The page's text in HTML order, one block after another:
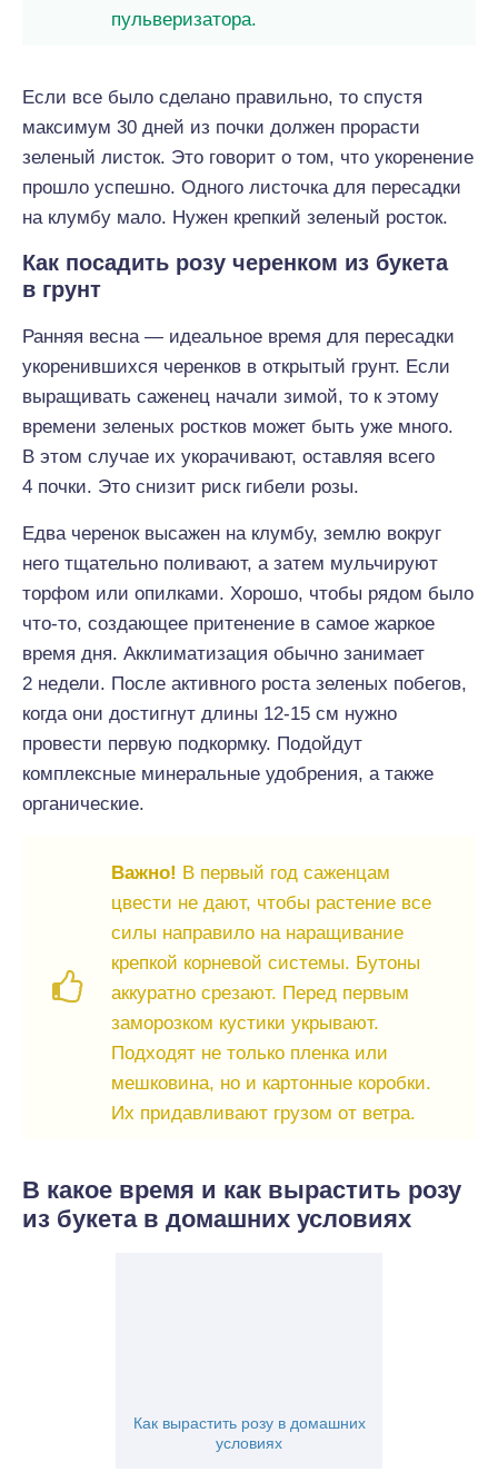
пульверизатора.
Если все было сделано правильно, то спустя
максимум 30 дней из почки должен прорасти
зеленый листок. Это говорит о том, что укоренение
прошло успешно. Одного листочка для пересадки
на клумбу мало. Нужен крепкий зеленый росток.
Как посадить розу черенком из букета
в грунт
Ранняя весна — идеальное время для пересадки
укоренившихся черенков в открытый грунт. Если
выращивать саженец начали зимой, то к этому
времени зеленых ростков может быть уже много.
В этом случае их укорачивают, оставляя всего
4 почки. Это снизит риск гибели розы.
Едва черенок высажен на клумбу, землю вокруг
него тщательно поливают, а затем мульчируют
торфом или опилками. Хорошо, чтобы рядом было
что-то, создающее притенение в самое жаркое
время дня. Акклиматизация обычно занимает
2 недели. После активного роста зеленых побегов,
когда они достигнут длины 12-15 см нужно
провести первую подкормку. Подойдут
комплексные минеральные удобрения, а также
органические.
Важно! В первый год саженцам
цвести не дают, чтобы растение все
силы направило на наращивание
крепкой корневой системы. Бутоны
аккуратно срезают. Перед первым
заморозком кустики укрывают.
Подходят не только пленка или
мешковина, но и картонные коробки.
Их придавливают грузом от ветра.
В какое время и как вырастить розу
из букета в домашних условиях
Как вырастить розу в домашних
условиях